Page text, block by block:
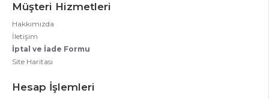
Müşteri Hizmetleri
Hakkımızda
İletişim
İptal ve İade Formu
Site Haritası
Hesap İşlemleri